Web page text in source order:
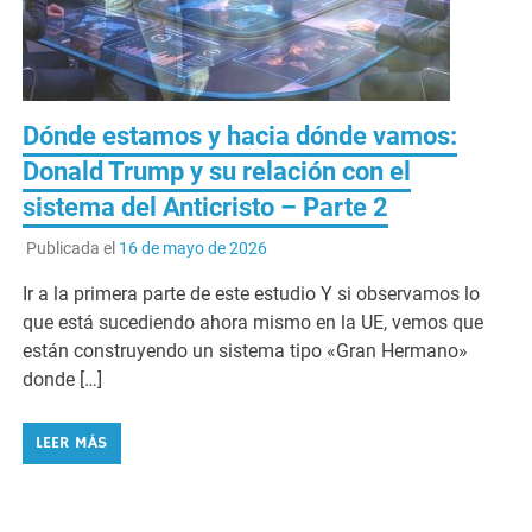
Dónde estamos y hacia dónde vamos:
Donald Trump y su relación con el
sistema del Anticristo – Parte 2
Publicada el 16 de mayo de 2026
Ir a la primera parte de este estudio Y si observamos lo
que está sucediendo ahora mismo en la UE, vemos que
están construyendo un sistema tipo «Gran Hermano»
donde […]
LEER MÁS